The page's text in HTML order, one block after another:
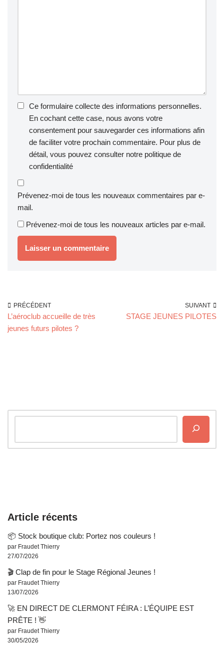
Ce formulaire collecte des informations personnelles.
En cochant cette case, nous avons votre
consentement pour sauvegarder ces informations afin
de faciliter votre prochain commentaire. Pour plus de
détail, vous pouvez consulter notre politique de
confidentialité
Prévenez-moi de tous les nouveaux commentaires par e-
mail.
Prévenez-moi de tous les nouveaux articles par e-mail.
PRÉCÉDENT
L’aéroclub accueille de très
jeunes futurs pilotes ?
SUIVANT
STAGE JEUNES PILOTES
Article récents
📦 Stock boutique club: Portez nos couleurs !
par Fraudet Thierry
27/07/2026
🎬 Clap de fin pour le Stage Régional Jeunes !
par Fraudet Thierry
13/07/2026
🚀 EN DIRECT DE CLERMONT FÉIRA : L’ÉQUIPE EST
PRÊTE ! 👋
par Fraudet Thierry
30/05/2026